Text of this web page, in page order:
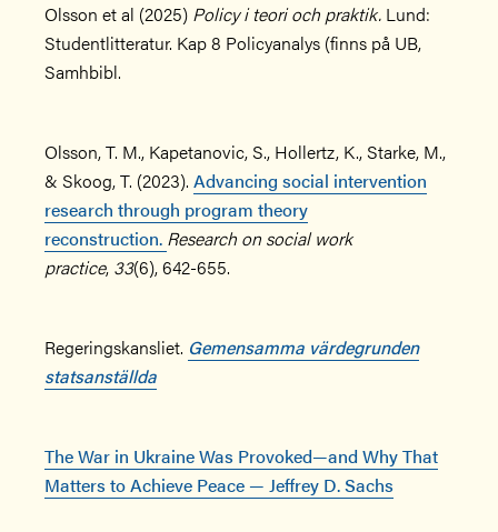
Olsson et al (2025) Policy i teori och praktik. Lund:
Studentlitteratur. Kap 8 Policyanalys (finns på UB,
Samhbibl.
Olsson, T. M., Kapetanovic, S., Hollertz, K., Starke, M.,
& Skoog, T. (2023). Advancing social intervention
research through program theory
reconstruction. Research on social work
practice, 33(6), 642-655.
Regeringskansliet. Gemensamma värdegrunden
statsanställda
The War in Ukraine Was Provoked—and Why That
Matters to Achieve Peace — Jeffrey D. Sachs